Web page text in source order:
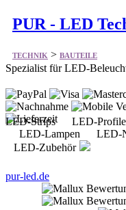
PUR - LED
TECHNIK > BAUTEILE
Spezialist für LED-
LED-Strips LED-
LED-Lampen LED-
LED-Zubehör
pur-led.de